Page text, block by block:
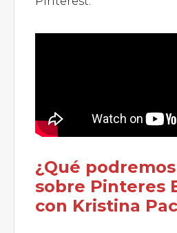
¿Qué
sobre Pinteres
con Kristina